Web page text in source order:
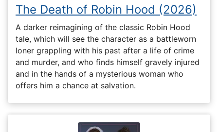
The Death of Robin Hood (2026)
A darker reimagining of the classic Robin Hood
tale, which will see the character as a battleworn
loner grappling with his past after a life of crime
and murder, and who finds himself gravely injured
and in the hands of a mysterious woman who
offers him a chance at salvation.